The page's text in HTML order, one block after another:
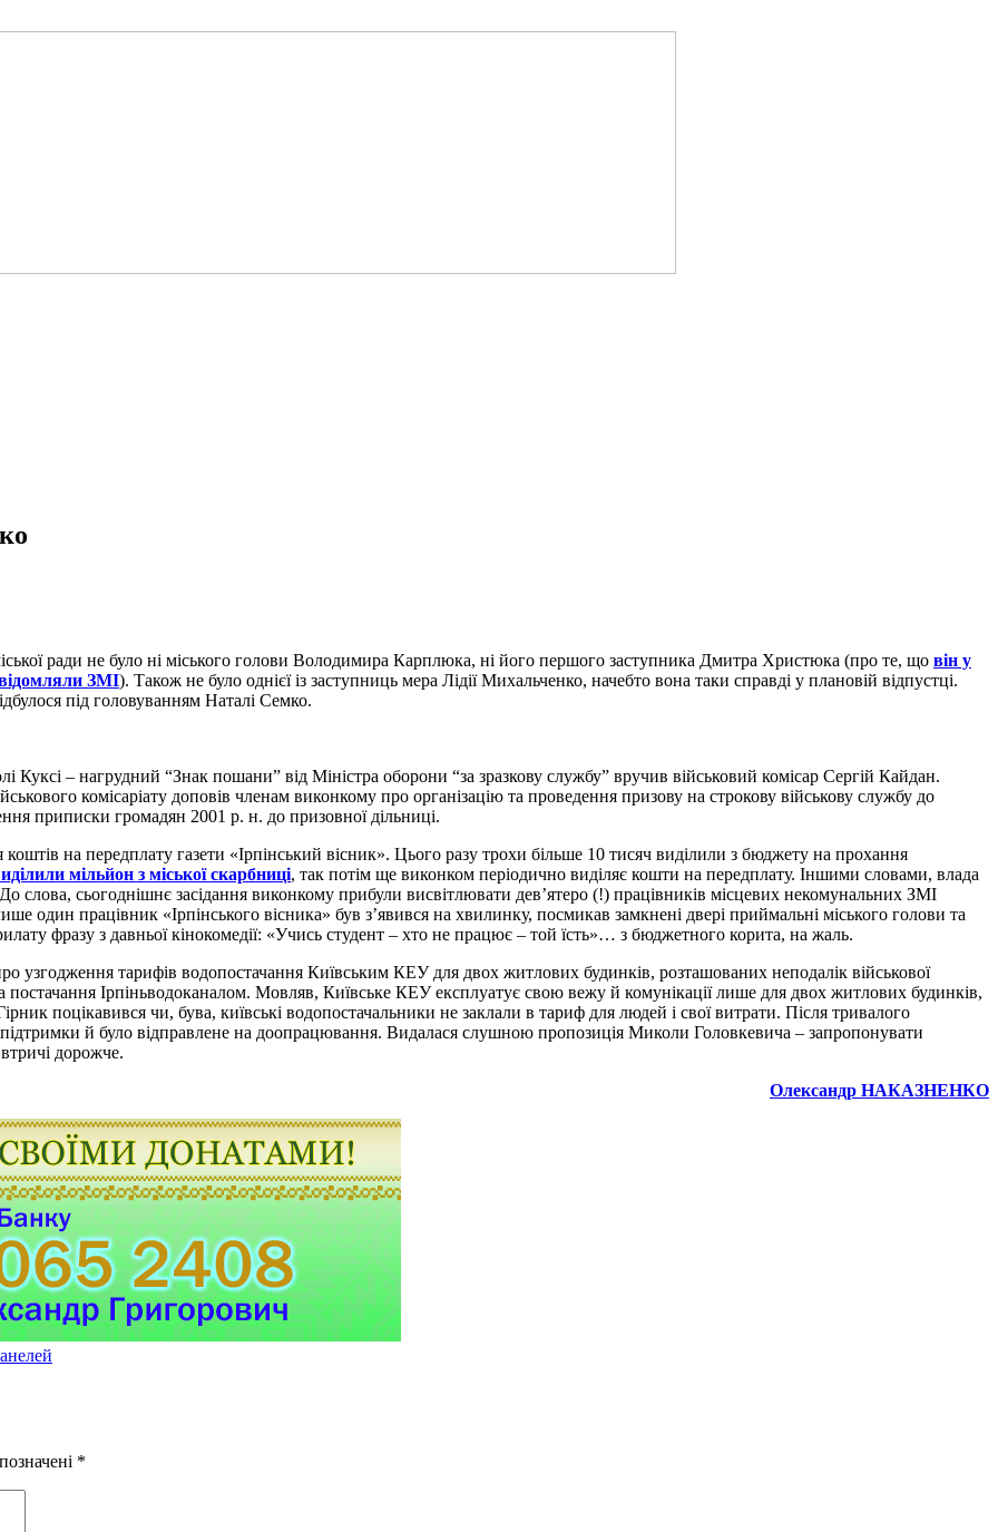
ради не було ні міського голови Володимира Карплюка, ні його першого заступника Дмитра Христюка (про те, що він у
ЗМІ). Також не було однієї із заступниць мера Лідії Михальченко, начебто вона таки справді у плановій відпустці.
під головуванням Наталі Семко.
– нагрудний “Знак пошани” від Міністра оборони “за зразкову службу” вручив військовий комісар Сергій Кайдан.
комісаріату доповів членам виконкому про організацію та проведення призову на строкову військову службу до
приписки громадян 2001 р. н. до призовної дільниці.
на передплату газети «Ірпінський вісник». Цього разу трохи більше 10 тисяч виділили з бюджету на прохання
мільйон з міської скарбниці, так потім ще виконком періодично виділяє кошти на передплату. Іншими словами, влада
слова, сьогоднішнє засідання виконкому прибули висвітлювати дев’ятеро (!) працівників місцевих некомунальних ЗМІ
один працівник «Ірпінського вісника» був з’явився на хвилинку, посмикав замкнені двері приймальні міського голови та
фразу з давньої кінокомедії: «Учись студент – хто не працює – той їсть»… з бюджетного корита, на жаль.
узгодження тарифів водопостачання Київським КЕУ для двох житлових будинків, розташованих неподалік військової
Ірпіньводоканалом. Мовляв, Київське КЕУ експлуатує свою вежу й комунікації лише для двох житлових будинків,
поцікавився чи, бува, київські водопостачальники не заклали в тариф для людей і свої витрати. Після тривалого
й було відправлене на доопрацювання. Видалася слушною пропозиція Миколи Головкевича – запропонувати
дорожче.
Олександр НАКАЗНЕНКО
*